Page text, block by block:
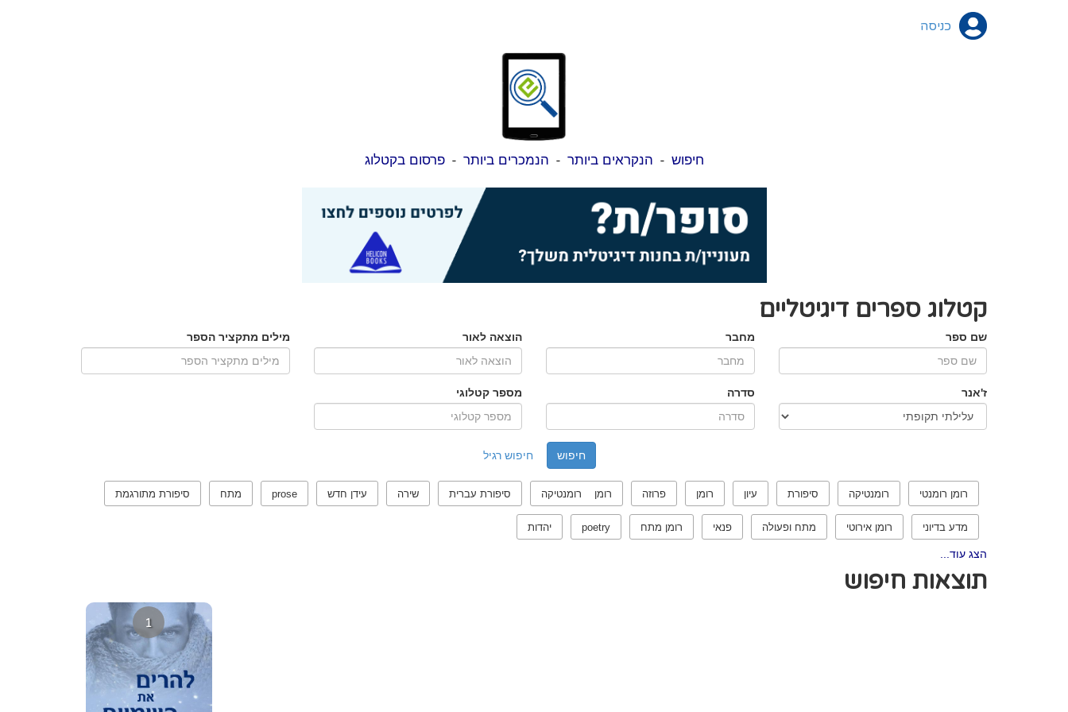
כניסה
חיפוש - הנקראים ביותר - הנמכרים ביותר -פרסום בקטלוג
קטלוג ספרים דיגיטליים
שם ספר מחבר הוצאה לאור מילים מתקציר הספר
ז'אנר סדרה מספר קטלוגי
חיפוש רגיל
רומן רומנטי רומנטיקה סיפורת עיון רומן פרוזה רומן רומנטיקה סיפורת עברית שירה עידן חדש prose מתח סיפורת מתורגמת
מדע בדיוני רומן אירוטי מתח ופעולה פנאי רומן מתח poetry יהדות
הצג עוד...
תוצאות חיפוש
1